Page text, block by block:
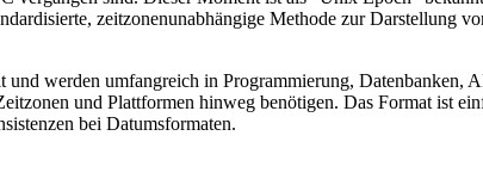
zeitzonenunabhängige Methode zur Darstellung
werden umfangreich in Programmierung, Datenbanken,
und Plattformen hinweg benötigen. Das Format ist
bei Datumsformaten.